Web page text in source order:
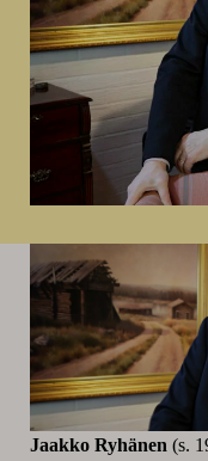
Jaakko Ryhänen (s.